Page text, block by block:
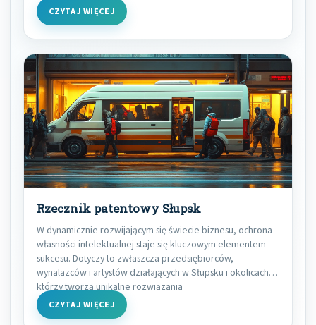
CZYTAJ WIĘCEJ
Rzecznik patentowy Słupsk
W dynamicznie rozwijającym się świecie biznesu, ochrona
własności intelektualnej staje się kluczowym elementem
sukcesu. Dotyczy to zwłaszcza przedsiębiorców,
wynalazców i artystów działających w Słupsku i okolicach,
którzy tworzą unikalne rozwiązania
CZYTAJ WIĘCEJ